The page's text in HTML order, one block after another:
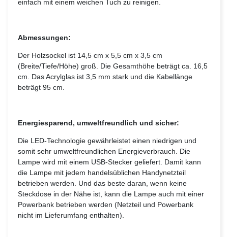
einfach mit einem weichen Tuch zu reinigen.
Abmessungen:
Der Holzsockel ist 14,5 cm x 5,5 cm x 3,5 cm
(Breite/Tiefe/Höhe) groß. Die Gesamthöhe beträgt ca. 16,5
cm. Das Acrylglas ist 3,5 mm stark und die Kabellänge
beträgt 95 cm.
Energiesparend, umweltfreundlich und sicher:
Die LED-Technologie gewährleistet einen niedrigen und
somit sehr umweltfreundlichen Energieverbrauch. Die
Lampe wird mit einem USB-Stecker geliefert. Damit kann
die Lampe mit jedem handelsüblichen Handynetzteil
betrieben werden. Und das beste daran, wenn keine
Steckdose in der Nähe ist, kann die Lampe auch mit einer
Powerbank betrieben werden (Netzteil und Powerbank
nicht im Lieferumfang enthalten).